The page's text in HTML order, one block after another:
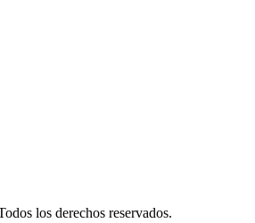
los derechos reservados.